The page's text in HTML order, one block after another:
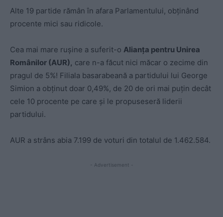
Alte 19 partide rămân în afara Parlamentului, obținând
procente mici sau ridicole.
Cea mai mare rușine a suferit-o Alianța pentru Unirea
Românilor (AUR), care n-a făcut nici măcar o zecime din
pragul de 5%! Filiala basarabeană a partidului lui George
Simion a obținut doar 0,49%, de 20 de ori mai puțin decât
cele 10 procente pe care și le propuseseră liderii
partidului.
AUR a strâns abia 7.199 de voturi din totalul de 1.462.584.
- Advertisement -